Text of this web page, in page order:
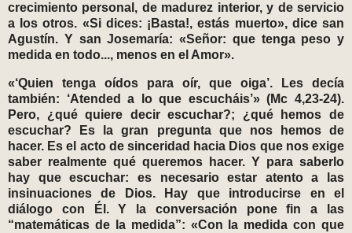
crecimiento personal, de madurez interior, y de servicio
a los otros. «Si dices: ¡Basta!, estás muerto», dice san
Agustín. Y san Josemaría: «Señor: que tenga peso y
medida en todo..., menos en el Amor».
«‘Quien tenga oídos para oír, que oiga’. Les decía
también: ‘Atended a lo que escucháis’» (Mc 4,23-24).
Pero, ¿qué quiere decir escuchar?; ¿qué hemos de
escuchar? Es la gran pregunta que nos hemos de
hacer. Es el acto de sinceridad hacia Dios que nos exige
saber realmente qué queremos hacer. Y para saberlo
hay que escuchar: es necesario estar atento a las
insinuaciones de Dios. Hay que introducirse en el
diálogo con Él. Y la conversación pone fin a las
“matemáticas de la medida”: «Con la medida con que